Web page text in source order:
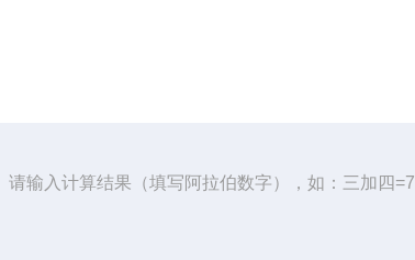
请输入计算结果（填写阿拉伯数字），如：三加四=7